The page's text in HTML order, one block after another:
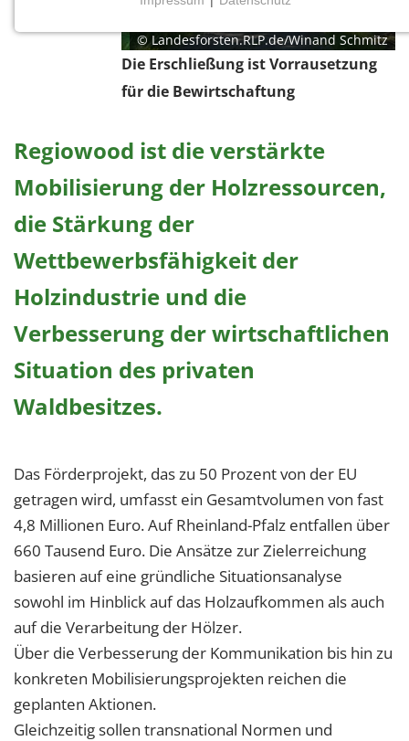
© Landesforsten.RLP.de/Winand Schmitz
Die Erschließung ist Vorrausetzung
für die Bewirtschaftung
Regiowood ist die verstärkte
Mobilisierung der Holzressourcen,
die Stärkung der
Wettbewerbsfähigkeit der
Holzindustrie und die
Verbesserung der wirtschaftlichen
Situation des privaten
Waldbesitzes.
Das Förderprojekt, das zu 50 Prozent von der EU
getragen wird, umfasst ein Gesamtvolumen von fast
4,8 Millionen Euro. Auf Rheinland-Pfalz entfallen über
660 Tausend Euro. Die Ansätze zur Zielerreichung
basieren auf eine gründliche Situationsanalyse
sowohl im Hinblick auf das Holzaufkommen als auch
auf die Verarbeitung der Hölzer.
Über die Verbesserung der Kommunikation bis hin zu
konkreten Mobilisierungsprojekten reichen die
geplanten Aktionen.
Gleichzeitig sollen transnational Normen und
Notwendige Cookies ermöglichen grundlegende
Funktionen und sind für die einwandfreie Funktion
der Website erforderlich.
cookie_consent
Zweck:
Dieser Cookie speichert die ausgewählten
Einverständnis-Optionen des Benutzers
Cookie Laufzeit:
Um Inhalte von Videoplattformen und Social Media
YouTube
Vimeo